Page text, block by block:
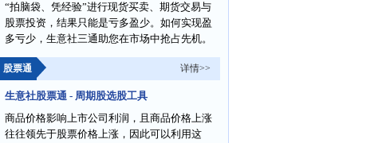
“拍脑袋、凭经验”进行现货买卖、期货交易与
股票投资，结果只能是亏多盈少。如何实现盈
多亏少，生意社三通助您在市场中抢占先机。
股票通 详情>>
生意社股票通 - 周期股选股工具
商品价格影响上市公司利润，且商品价格上涨
往往领先于股票价格上涨，因此可以利用这